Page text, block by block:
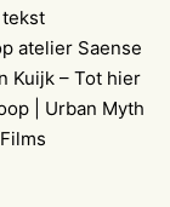
atelier Saense
Kuijk – Tot hier
| Urban Myth